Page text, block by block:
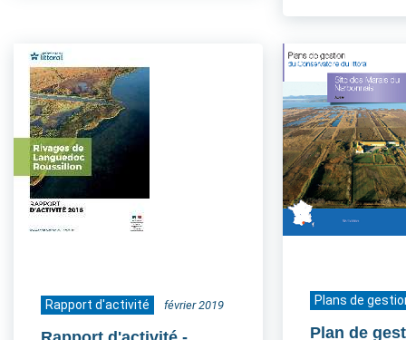
Rapport d'activité février 2019 Plans de
Plan de